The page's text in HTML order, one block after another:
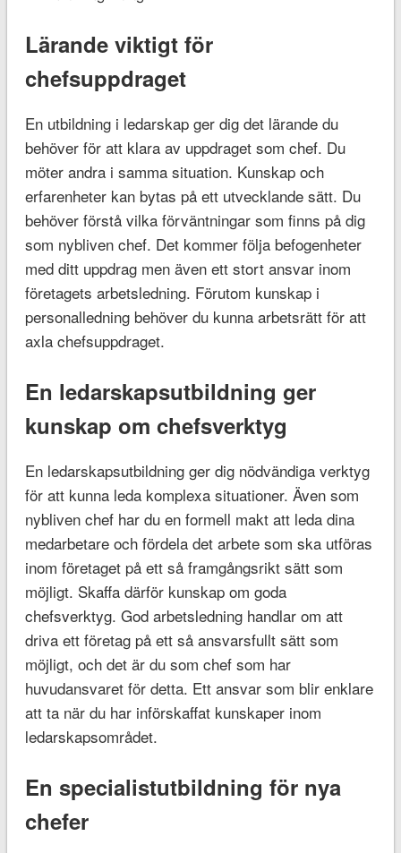
Lärande viktigt för
chefsuppdraget
En utbildning i ledarskap ger dig det lärande du
behöver för att klara av uppdraget som chef. Du
möter andra i samma situation. Kunskap och
erfarenheter kan bytas på ett utvecklande sätt. Du
behöver förstå vilka förväntningar som finns på dig
som nybliven chef. Det kommer följa befogenheter
med ditt uppdrag men även ett stort ansvar inom
företagets arbetsledning. Förutom kunskap i
personalledning behöver du kunna arbetsrätt för att
axla chefsuppdraget.
En ledarskapsutbildning ger
kunskap om chefsverktyg
En ledarskapsutbildning ger dig nödvändiga verktyg
för att kunna leda komplexa situationer. Även som
nybliven chef har du en formell makt att leda dina
medarbetare och fördela det arbete som ska utföras
inom företaget på ett så framgångsrikt sätt som
möjligt. Skaffa därför kunskap om goda
chefsverktyg. God arbetsledning handlar om att
driva ett företag på ett så ansvarsfullt sätt som
möjligt, och det är du som chef som har
huvudansvaret för detta. Ett ansvar som blir enklare
att ta när du har införskaffat kunskaper inom
ledarskapsområdet.
En specialistutbildning för nya
chefer